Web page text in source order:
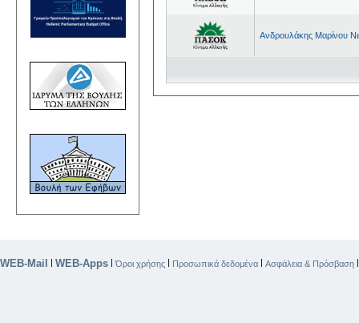
Ανδρουλάκης Μαρίνου
WEB-Mail WEB-Apps |Όροι χρήσης Προσωπικά δεδομένα Ασφάλεια & Πρόσβαση